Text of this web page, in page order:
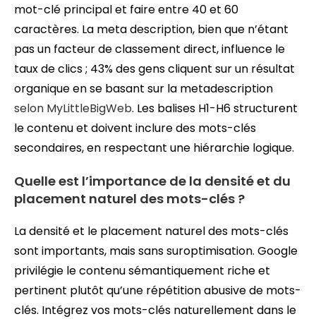
mot-clé principal et faire entre 40 et 60
caractères. La meta description, bien que n’étant
pas un facteur de classement direct, influence le
taux de clics ; 43% des gens cliquent sur un résultat
organique en se basant sur la metadescription
selon MyLittleBigWeb. Les balises H1-H6 structurent
le contenu et doivent inclure des mots-clés
secondaires, en respectant une hiérarchie logique.
Quelle est l’importance de la densité et du
placement naturel des mots-clés ?
La densité et le placement naturel des mots-clés
sont importants, mais sans suroptimisation. Google
privilégie le contenu sémantiquement riche et
pertinent plutôt qu’une répétition abusive de mots-
clés. Intégrez vos mots-clés naturellement dans le